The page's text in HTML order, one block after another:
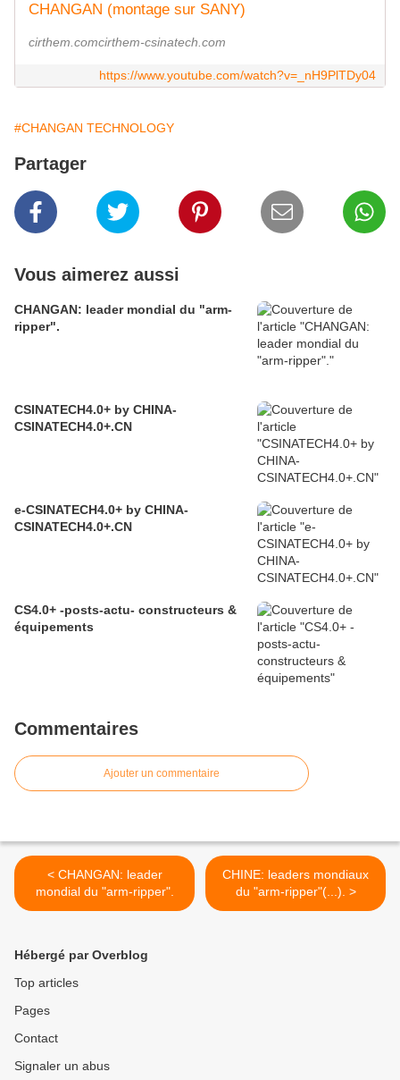
CHANGAN (montage sur SANY)
cirthem.comcirthem-csinatech.com
https://www.youtube.com/watch?v=_nH9PlTDy04
#CHANGAN TECHNOLOGY
Partager
Vous aimerez aussi
CHANGAN: leader mondial du "arm-
ripper".
CSINATECH4.0+ by CHINA-
CSINATECH4.0+.CN
e-CSINATECH4.0+ by CHINA-
CSINATECH4.0+.CN
CS4.0+ -posts-actu- constructeurs &
équipements
Commentaires
Ajouter un commentaire
< CHANGAN: leader
mondial du "arm-ripper".
CHINE: leaders mondiaux
du "arm-ripper"(...). >
Hébergé par Overblog
Top articles
Pages
Contact
Signaler un abus